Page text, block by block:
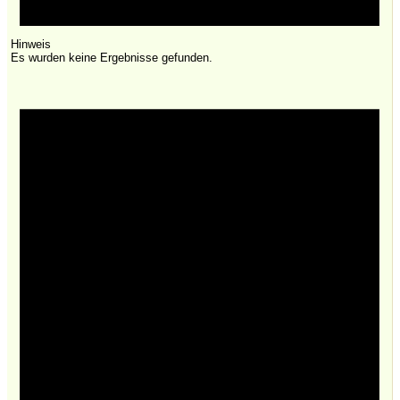
Hinweis
Es wurden keine Ergebnisse gefunden.